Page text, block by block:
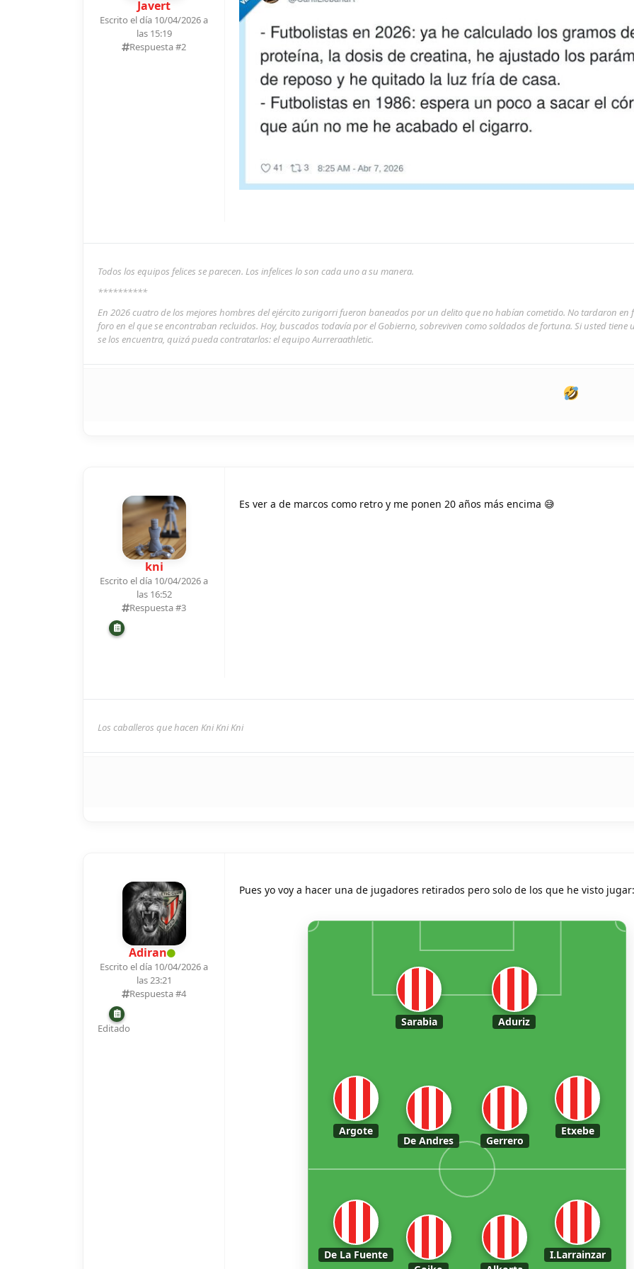
Javert
Escrito el día 10/04/2026 a
las 15:19
Respuesta #2
Todos los equipos felices se parecen. Los infelices lo son cada uno a su manera.
**********
En 2026 cuatro de los mejores hombres del ejército zurigorri fueron baneados por un delito que no habían cometido. No tardaron en
foro en el que se encontraban recluidos. Hoy, buscados todavía por el Gobierno, sobreviven como soldados de fortuna. Si usted tiene
se los encuentra, quizá pueda contratarlos: el equipo Aurreraathletic.
kni
Escrito el día 10/04/2026 a
las 16:52
Respuesta #3
Es ver a de marcos como retro y me ponen 20 años más encima 😅
Los caballeros que hacen Kni Kni Kni
Adiran
Escrito el día 10/04/2026 a
las 23:21
Respuesta #4
Editado
Pues yo voy a hacer una de jugadores retirados pero solo de los que he visto jugar:
De La Fuente
I.Larrainzar
Argote
De Andres Gerrero
Etxebe
Sarabia Aduriz